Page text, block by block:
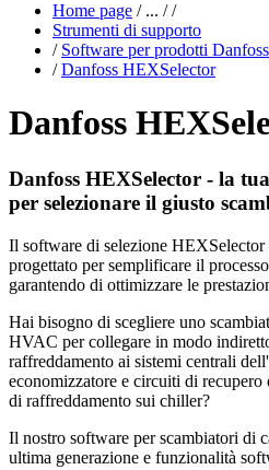
Home page /... / /
Strumenti di supporto
/ Software per prodotti Danfoss
/ Danfoss HEXSelector
Danfoss
Danfoss HEXSelector - la
per selezionare il giusto
Il software di selezione HEXSelector
progettato per semplificare il
garantendo di ottimizzare le
Hai bisogno di scegliere uno
HVAC per collegare in modo
raffreddamento ai sistemi centrali
economizzatore e circuiti di
di raffreddamento sui chiller?
Il nostro software per scambiatori di
ultima generazione e funzionalità